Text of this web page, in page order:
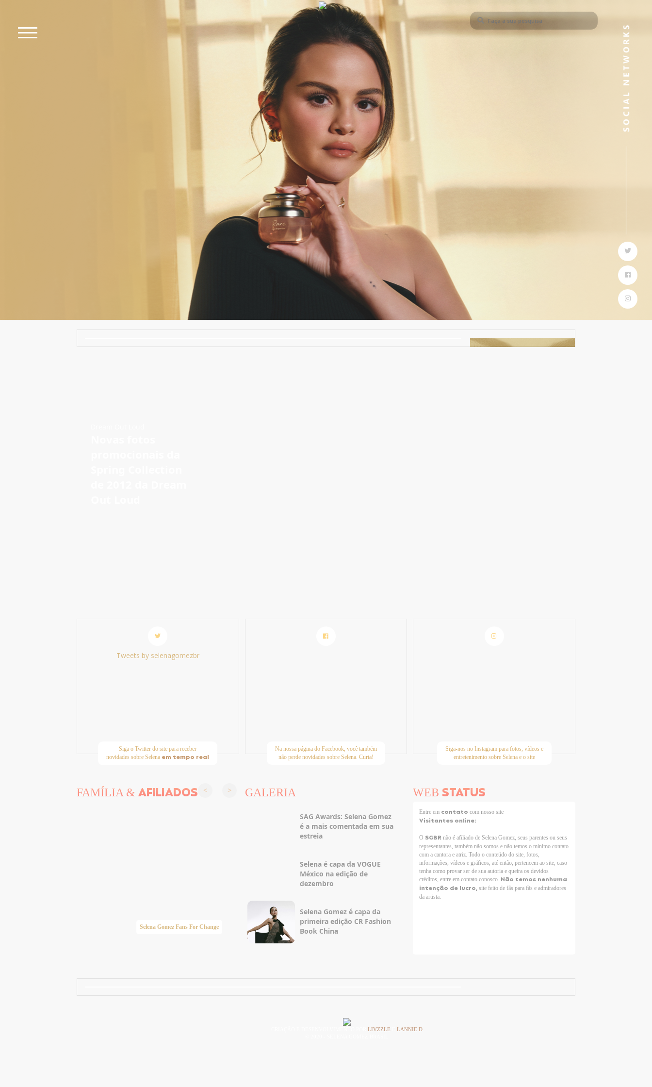
Tweets by selenagomezbr
Siga o Twitter do site para receber
novidades sobre Selena em tempo real
Na nossa página do Facebook, você também
não perde novidades sobre Selena. Curta!
Siga-nos no Instagram para fotos, vídeos e
entretenimento sobre Selena e o site
FAMÍLIA & AFILIADOS
Selena Gomez Fans For Change Taylor Swift Brasil
GALERIA
SAG Awards: Selena Gomez
é a mais comentada em sua
estreia
Selena é capa da VOGUE
México na edição de
dezembro
Selena Gomez é capa da
primeira edição CR Fashion
Book China
WEB STATUS
Entre em contatocom nosso site
Visitantes online:
O SGBR não é afiliado de Selena Gomez, seus parentes ou seus
representantes, também não somos e não temos o mínimo contato
com a cantora e atriz. Todo o conteúdo do site, fotos,
informações, vídeos e gráficos, até então, pertencem ao site, caso
tenha como provar ser de sua autoria e queira os devidos
créditos, entre em contato conosco. Não temos nenhuma
intenção de lucro,site feito de fãs para fãs e admiradores
da artista.
CRIAÇÃO E DESENVOLVIMENTO PORLIVZZLE ELANNIE.D